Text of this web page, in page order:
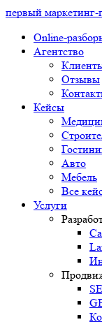
первый маркетинг-
Online-
Агентство
Отзывы
Кейсы
Авто
Мебель
Все
Услуги